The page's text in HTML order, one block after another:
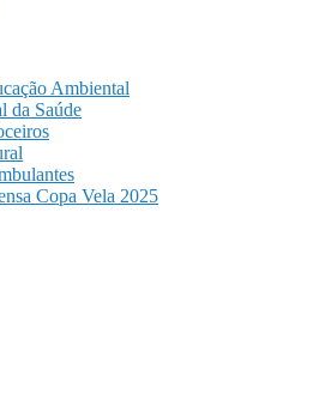
Ambiental
da Saúde
Copa Vela 2025